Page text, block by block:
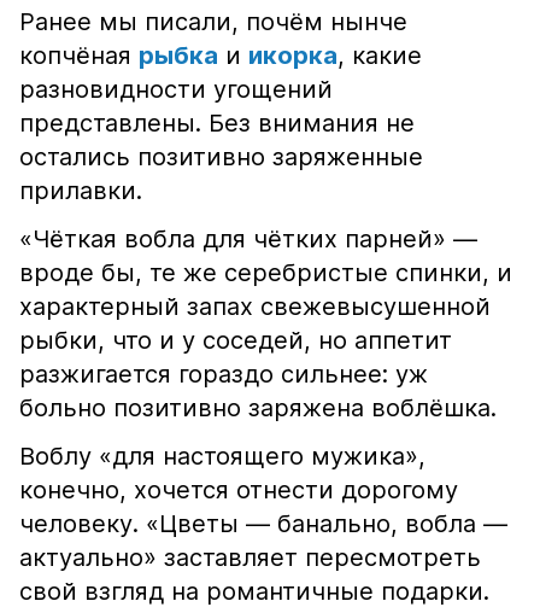
Ранее мы писали, почём нынче
копчёная рыбка и икорка, какие
разновидности угощений
представлены. Без внимания не
остались позитивно заряженные
прилавки.
«Чёткая вобла для чётких парней» —
вроде бы, те же серебристые спинки, и
характерный запах свежевысушенной
рыбки, что и у соседей, но аппетит
разжигается гораздо сильнее: уж
больно позитивно заряжена воблёшка.
Воблу «для настоящего мужика»,
конечно, хочется отнести дорогому
человеку. «Цветы — банально, вобла —
актуально» заставляет пересмотреть
свой взгляд на романтичные подарки.